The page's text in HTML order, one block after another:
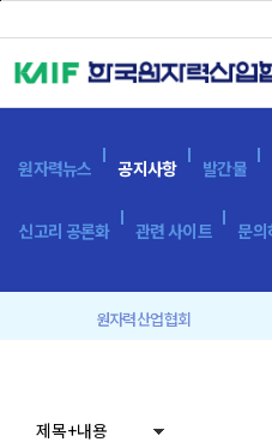
원자력뉴스 공지사항 발간물
신고리 공론화 관련 사이트 문의
원자력산업협회